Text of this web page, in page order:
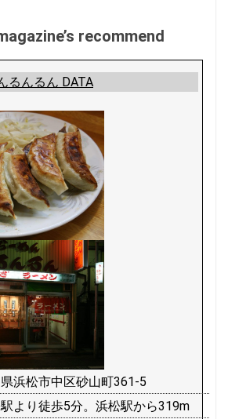
recommend
るんるん DATA
県浜松市中区砂山町361-5
駅より徒歩5分。浜松駅から319m